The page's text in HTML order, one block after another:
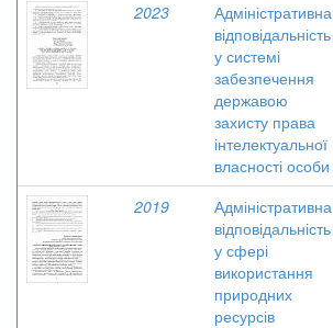
2023
Адміністративна
відповідальність
у системі
забезпечення
державою
захисту права
інтелектуальної
власності особи
2019
Адміністративна
відповідальність
у сфері
використання
природних
ресурсів